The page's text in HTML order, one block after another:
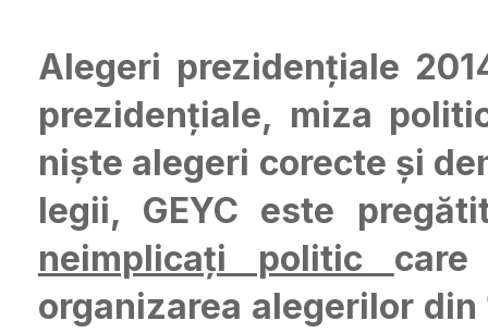
Alegeri prezidențiale
prezidențiale, miza
niște alegeri corecte și
legii, GEYC este
neimplicați politic
organizarea alegerilor